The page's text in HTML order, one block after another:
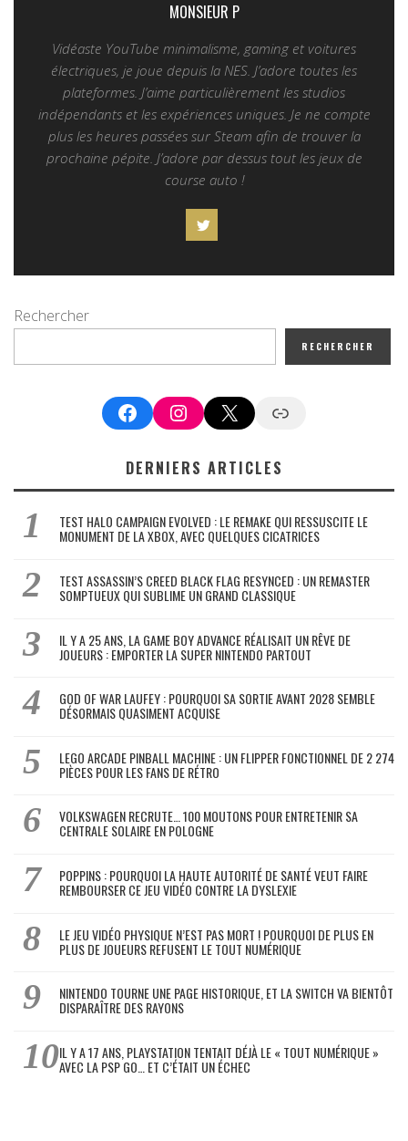
MONSIEUR P
Vidéaste YouTube minimalisme, gaming et voitures
électriques, je joue depuis la NES. J’adore toutes les
plateformes. J’aime particulièrement les studios
indépendants et les expériences uniques. Je ne compte
plus les heures passées sur Steam afin de trouver la
prochaine pépite. J’adore par dessus tout les jeux de
course auto !
Rechercher
RECHERCHER
FacebookInstagram
X Google News
DERNIERS ARTICLES
TEST HALO CAMPAIGN EVOLVED : LE REMAKE QUI RESSUSCITE LE
MONUMENT DE LA XBOX, AVEC QUELQUES CICATRICES
TEST ASSASSIN’S CREED BLACK FLAG RESYNCED : UN REMASTER
SOMPTUEUX QUI SUBLIME UN GRAND CLASSIQUE
IL Y A 25 ANS, LA GAME BOY ADVANCE RÉALISAIT UN RÊVE DE
JOUEURS : EMPORTER LA SUPER NINTENDO PARTOUT
GOD OF WAR LAUFEY : POURQUOI SA SORTIE AVANT 2028 SEMBLE
DÉSORMAIS QUASIMENT ACQUISE
LEGO ARCADE PINBALL MACHINE : UN FLIPPER FONCTIONNEL DE 2 274
PIÈCES POUR LES FANS DE RÉTRO
VOLKSWAGEN RECRUTE… 100 MOUTONS POUR ENTRETENIR SA
CENTRALE SOLAIRE EN POLOGNE
POPPINS : POURQUOI LA HAUTE AUTORITÉ DE SANTÉ VEUT FAIRE
REMBOURSER CE JEU VIDÉO CONTRE LA DYSLEXIE
LE JEU VIDÉO PHYSIQUE N’EST PAS MORT ! POURQUOI DE PLUS EN
PLUS DE JOUEURS REFUSENT LE TOUT NUMÉRIQUE
NINTENDO TOURNE UNE PAGE HISTORIQUE, ET LA SWITCH VA BIENTÔT
DISPARAÎTRE DES RAYONS
IL Y A 17 ANS, PLAYSTATION TENTAIT DÉJÀ LE « TOUT NUMÉRIQUE »
AVEC LA PSP GO… ET C’ÉTAIT UN ÉCHEC